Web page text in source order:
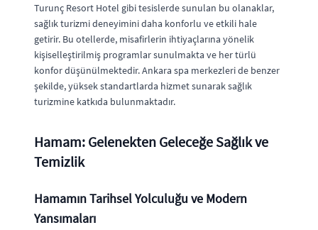
Turunç Resort Hotel gibi tesislerde sunulan bu olanaklar,
sağlık turizmi deneyimini daha konforlu ve etkili hale
getirir. Bu otellerde, misafirlerin ihtiyaçlarına yönelik
kişiselleştirilmiş programlar sunulmakta ve her türlü
konfor düşünülmektedir. Ankara spa merkezleri de benzer
şekilde, yüksek standartlarda hizmet sunarak sağlık
turizmine katkıda bulunmaktadır.
Hamam: Gelenekten Geleceğe Sağlık ve
Temizlik
Hamamın Tarihsel Yolculuğu ve Modern
Yansımaları